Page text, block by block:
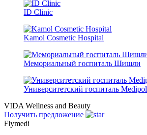
ID Clinic
Kamol Cosmetic Hospital
Мемориальный госпиталь Шишли
Университетский госпиталь Medipol
VIDA Wellness and Beauty
Получить предложение
Flymedi